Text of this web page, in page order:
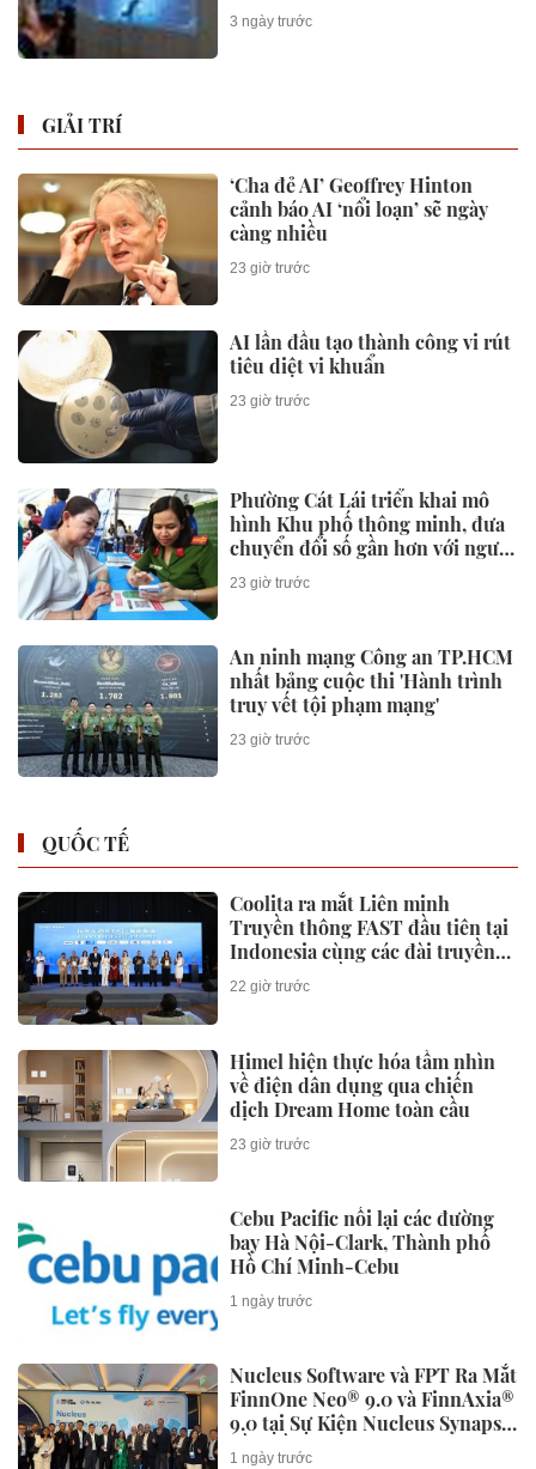
3 ngày trước
GIẢI TRÍ
‘Cha đẻ AI’ Geoffrey Hinton
cảnh báo AI ‘nổi loạn’ sẽ ngày
càng nhiều
23 giờ trước
AI lần đầu tạo thành công vi rút
tiêu diệt vi khuẩn
23 giờ trước
Phường Cát Lái triển khai mô
hình Khu phố thông minh, đưa
chuyển đổi số gần hơn với người
dân
23 giờ trước
An ninh mạng Công an TP.HCM
nhất bảng cuộc thi 'Hành trình
truy vết tội phạm mạng'
23 giờ trước
QUỐC TẾ
Coolita ra mắt Liên minh
Truyền thông FAST đầu tiên tại
Indonesia cùng các đài truyền
hình hàng đầu
22 giờ trước
Himel hiện thực hóa tầm nhìn
về điện dân dụng qua chiến
dịch Dream Home toàn cầu
23 giờ trước
Cebu Pacific nối lại các đường
bay Hà Nội-Clark, Thành phố
Hồ Chí Minh-Cebu
1 ngày trước
Nucleus Software và FPT Ra Mắt
FinnOne Neo® 9.0 và FinnAxia®
9.0 tại Sự Kiện Nucleus Synapse
Lần Đầu Tiên tại Việt Nam
1 ngày trước